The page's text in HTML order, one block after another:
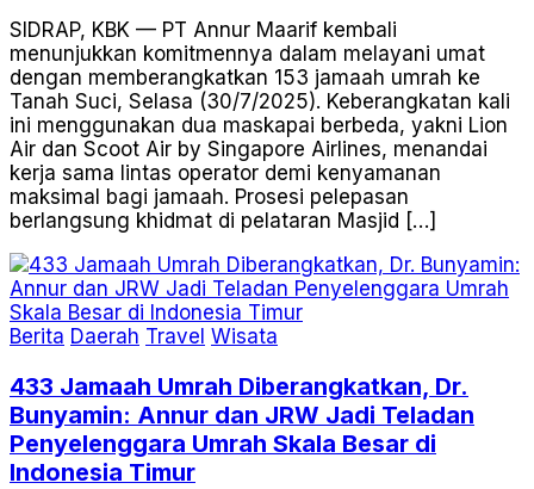
SIDRAP, KBK — PT Annur Maarif kembali
menunjukkan komitmennya dalam melayani umat
dengan memberangkatkan 153 jamaah umrah ke
Tanah Suci, Selasa (30/7/2025). Keberangkatan kali
ini menggunakan dua maskapai berbeda, yakni Lion
Air dan Scoot Air by Singapore Airlines, menandai
kerja sama lintas operator demi kenyamanan
maksimal bagi jamaah. Prosesi pelepasan
berlangsung khidmat di pelataran Masjid […]
Berita Daerah Travel Wisata
433 Jamaah Umrah Diberangkatkan, Dr.
Bunyamin: Annur dan JRW Jadi Teladan
Penyelenggara Umrah Skala Besar di
Indonesia Timur